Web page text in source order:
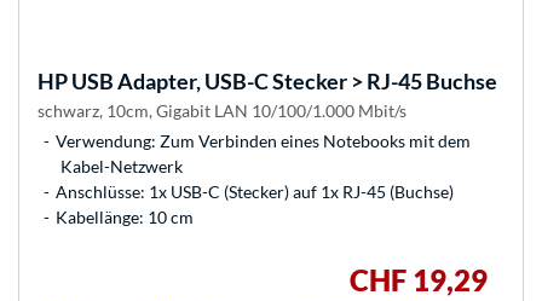
HPUSB Adapter, USB-C Stecker > RJ-45 Buchse
schwarz, 10cm, Gigabit LAN 10/100/1.000 Mbit/s
Verwendung: Zum Verbinden eines Notebooks mit dem
Kabel-Netzwerk
Anschlüsse: 1x USB-C (Stecker) auf 1x RJ-45 (Buchse)
Kabellänge: 10 cm
CHF 19,29